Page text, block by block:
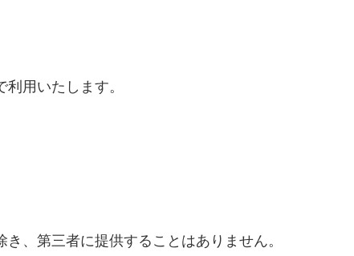
用いたします。
、第三者に提供することはありません。